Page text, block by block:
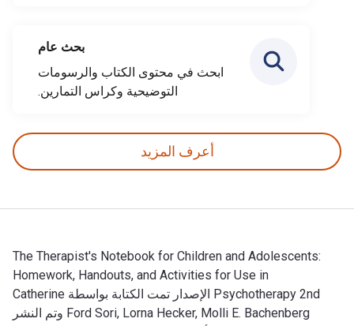
بحث عام
ابحث في محتوى الكتاب والرسومات
التوضيحية وكراس التمارين.
أعرف المزيد
The Therapist's Notebook for Children and Adolescents:
Homework, Handouts, and Activities for Use in
Psychotherapy 2nd الإصدار تمت الكتابة بواسطة Catherine
Ford Sori, Lorna Hecker, Molli E. Bachenberg وتم النشر